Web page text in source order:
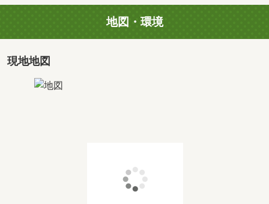
地図・環境
現地地図